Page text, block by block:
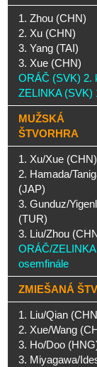
1. Zhou (CHN)
2. Xu (CHN)
3. Yang (TAI)
3. Xue (CHN)
ORÁČ (SVK) 2.
ZELINKA (SVK)
MUŽSKÁ
ŠTVORHRA
1. Xu/Xue (CHN)
2. Hamada/
(JAP)
3. Gunduz/
(TUR)
3. Liu/Zhou
ORÁČ/
osemfinále
ZMIEŠANÁ
1. Liu/Qian
2. Xue/Wang
3. Ho/Doo
3. Miyagawa/